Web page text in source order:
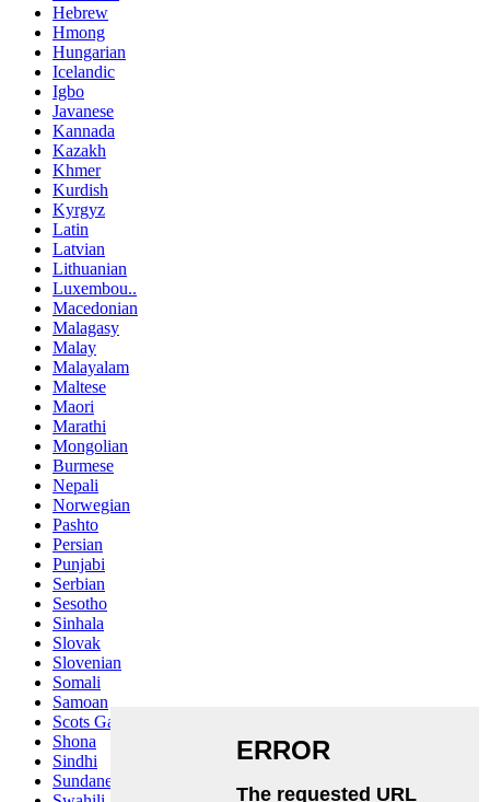
Hebrew
Hmong
Hungarian
Icelandic
Igbo
Javanese
Kannada
Kazakh
Khmer
Kurdish
Kyrgyz
Latin
Latvian
Lithuanian
Luxembou..
Macedonian
Malagasy
Malay
Malayalam
Maltese
Maori
Marathi
Mongolian
Burmese
Nepali
Norwegian
Pashto
Persian
Punjabi
Serbian
Sesotho
Sinhala
Slovak
Slovenian
Somali
Samoan
Scots Gaelic
Shona
Sindhi
Sundanese